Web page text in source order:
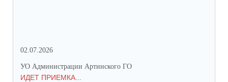
02.07.2026
УО Администрации Артинского ГО
ИДЕТ ПРИЕМКА...